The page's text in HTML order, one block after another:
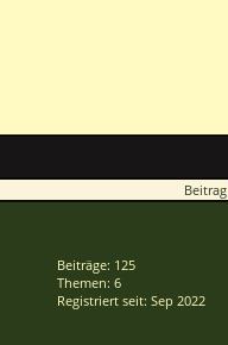
Beitrag
Beiträge: 125
Themen: 6
Registriert seit: Sep 2022